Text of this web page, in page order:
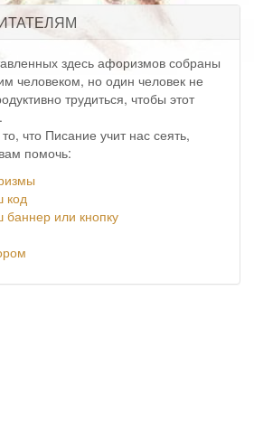
здесь афоризмов собраны
человеком, но один человек не
трудиться, чтобы этот
что Писание учит нас сеять,
помочь:
код
баннер или кнопку